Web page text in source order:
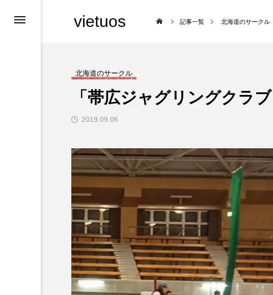
hiro
nozaki
舞台
「Dice ~the juggling s
how~」、第２回公演
のダイジェスト映像を
公開。東北の数少ない
ジャグリングの舞台。
hiro
nozaki
2022.06.16

vietuos 記事一覧 北海道のサークル
北海道のサークル
「帯広ジャグリングクラ
2019.09.06
福岡のイベント
「WJD 2022」終了。各地の様子とフォ
コンテスト結果。